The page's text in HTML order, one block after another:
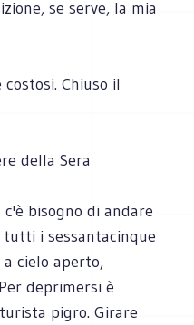
se serve, la mia
Chiuso il
della Sera
bisogno di andare
tutti i sessantacinque
cielo aperto,
deprimersi è
pigro. Girare